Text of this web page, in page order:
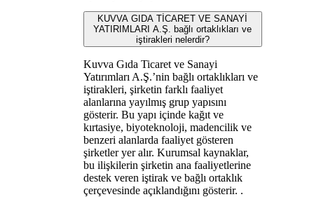
KUVVA GIDA TİCARET VE SANAYİ
YATIRIMLARI A.Ş. bağlı ortaklıkları ve
iştirakleri nelerdir?
Kuvva Gıda Ticaret ve Sanayi
Yatırımları A.Ş.’nin bağlı ortaklıkları ve
iştirakleri, şirketin farklı faaliyet
alanlarına yayılmış grup yapısını
gösterir. Bu yapı içinde kağıt ve
kırtasiye, biyoteknoloji, madencilik ve
benzeri alanlarda faaliyet gösteren
şirketler yer alır. Kurumsal kaynaklar,
bu ilişkilerin şirketin ana faaliyetlerine
destek veren iştirak ve bağlı ortaklık
çerçevesinde açıklandığını gösterir. .